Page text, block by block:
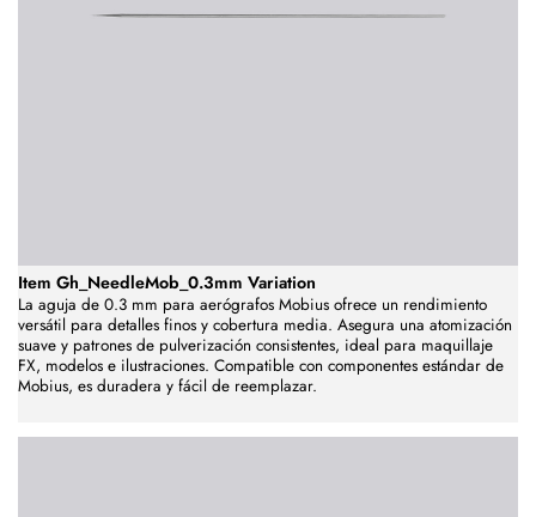
Item Gh_NeedleMob_0.3mm Variation
La aguja de 0.3 mm para aerógrafos Mobius ofrece un rendimiento
versátil para detalles finos y cobertura media. Asegura una atomización
suave y patrones de pulverización consistentes, ideal para maquillaje
FX, modelos e ilustraciones. Compatible con componentes estándar de
Mobius, es duradera y fácil de reemplazar.